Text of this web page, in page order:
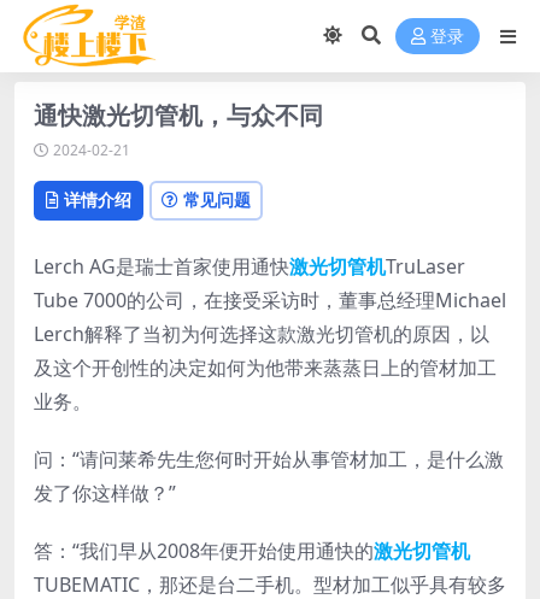
登录
通快激光切管机，与众不同
2024-02-21
详情介绍 常见问题
Lerch AG是瑞士首家使用通快激光切管机TruLaser
Tube 7000的公司，在接受采访时，董事总经理Michael
Lerch解释了当初为何选择这款激光切管机的原因，以
及这个开创性的决定如何为他带来蒸蒸日上的管材加工
业务。
问：“请问莱希先生您何时开始从事管材加工，是什么激
发了你这样做？”
答：“我们早从2008年便开始使用通快的激光切管机
TUBEMATIC，那还是台二手机。型材加工似乎具有较多